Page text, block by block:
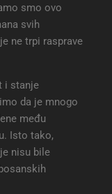
smo ovo
svih
ne trpi rasprave
i stanje
da je mnogo
među
Isto tako,
nisu bile